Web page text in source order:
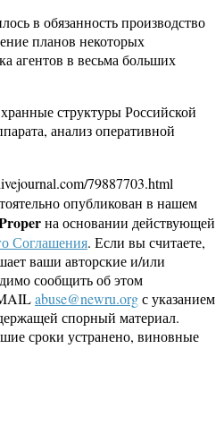
в обязанность производство
планов некоторых
агентов в весьма больших
структуры Российской
анализ оперативной
79887703.html
опубликован в нашем
на основании действующей
Соглашения. Если вы считаете,
ваши авторские и/или
сообщить об этом
abuse@newru.orgс указанием
спорный материал.
сроки устранено, виновные